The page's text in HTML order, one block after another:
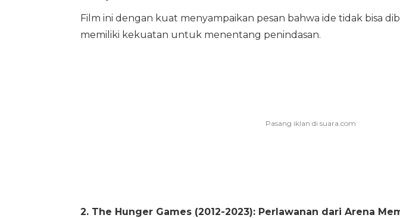
Film ini dengan kuat menyampaikan pesan bahwa ide tidak bisa
memiliki kekuatan untuk menentang penindasan.
2. The Hunger Games (2012-2023): Perlawanan dari Arena